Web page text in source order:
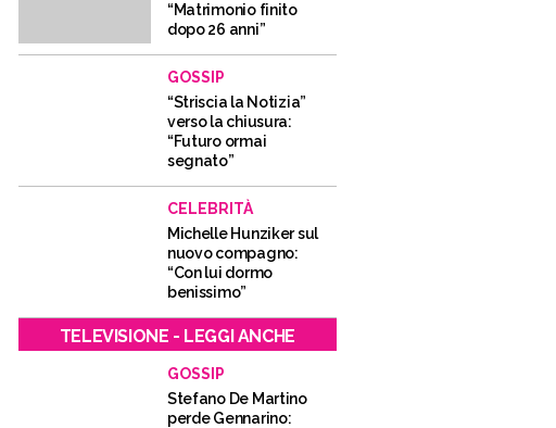
“Matrimonio finito
dopo 26 anni”
GOSSIP
“Striscia la Notizia”
verso la chiusura:
“Futuro ormai
segnato”
CELEBRITÀ
Michelle Hunziker sul
nuovo compagno:
“Con lui dormo
benissimo”
TELEVISIONE - LEGGI ANCHE
GOSSIP
Stefano De Martino
perde Gennarino: